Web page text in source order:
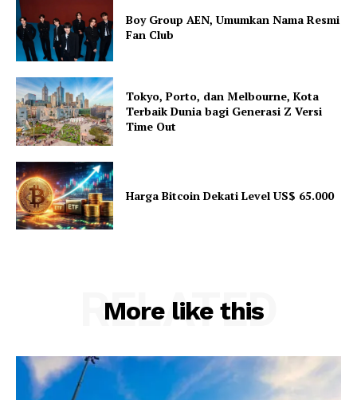
Boy Group AEN, Umumkan Nama Resmi
Fan Club
Tokyo, Porto, dan Melbourne, Kota
Terbaik Dunia bagi Generasi Z Versi
Time Out
Harga Bitcoin Dekati Level US$ 65.000
More like this
RELATED